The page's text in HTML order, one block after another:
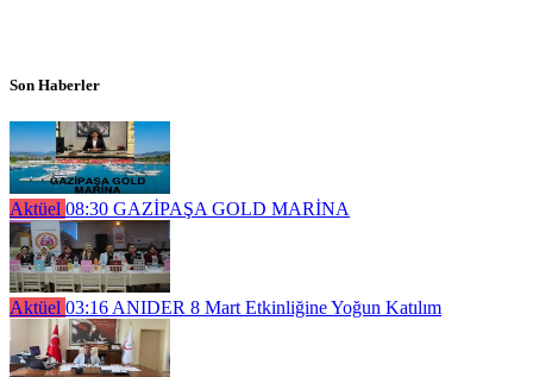
Son Haberler
Aktüel 08:30 GAZİPAŞA GOLD MARİNA
Aktüel 03:16 ANIDER 8 Mart Etkinliğine Yoğun Katılım